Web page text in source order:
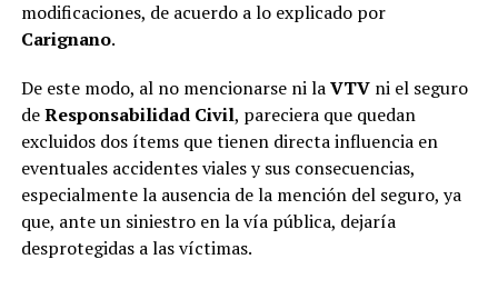
modificaciones, de acuerdo a lo explicado por
Carignano.
De este modo, al no mencionarse ni laVTVni el seguro
deResponsabilidad Civil, pareciera que quedan
excluidos dos ítems que tienen directa influencia en
eventuales accidentes viales y sus consecuencias,
especialmente la ausencia de la mención del seguro, ya
que, ante un siniestro en la vía pública, dejaría
desprotegidas a las víctimas.